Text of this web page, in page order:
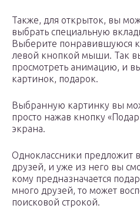
Также, для открыток, вы
выбрать специальную
Выберите понравившуюся
левой кнопкой мыши. Так
просмотреть анимацию, и
картинок, подарок.
Выбранную картинку вы
просто нажав кнопку
экрана.
Одноклассники предложит
друзей, и уже из него вы
кому предназначается
много друзей, то может
поисковой строкой.